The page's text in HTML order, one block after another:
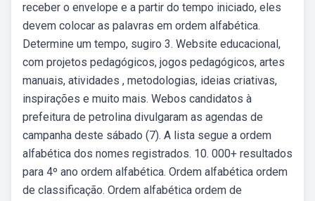
receber o envelope e a partir do tempo iniciado, eles
devem colocar as palavras em ordem alfabética.
Determine um tempo, sugiro 3. Website educacional,
com projetos pedagógicos, jogos pedagógicos, artes
manuais, atividades , metodologias, ideias criativas,
inspirações e muito mais. Webos candidatos à
prefeitura de petrolina divulgaram as agendas de
campanha deste sábado (7). A lista segue a ordem
alfabética dos nomes registrados. 10. 000+ resultados
para 4º ano ordem alfabética. Ordem alfabética ordem
de classificação. Ordem alfabética ordem de